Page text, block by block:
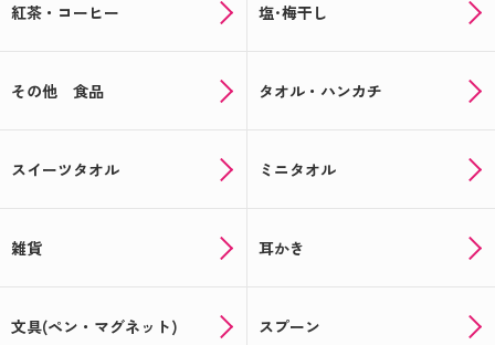
紅茶・コーヒー 塩･梅干し
その他 食品 タオル・ハンカチ
スイーツタオル ミニタオル
雑貨 耳かき
文具(ペン・マグネット) スプーン